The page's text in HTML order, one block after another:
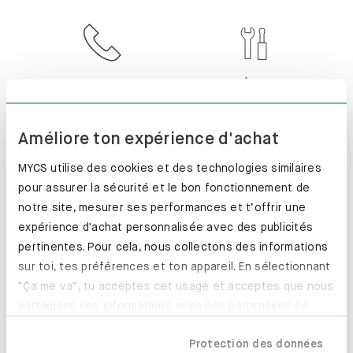
Améliore ton expérience d'achat
MYCS utilise des cookies et des technologies similaires
pour assurer la sécurité et le bon fonctionnement de
notre site, mesurer ses performances et t’offrir une
expérience d'achat personnalisée avec des publicités
pertinentes. Pour cela, nous collectons des informations
sur toi, tes préférences et ton appareil. En sélectionnant
"Ça me va", tu acceptes cet usage et acceptes que nous
tes données pourraient être traitées en dehors de l'UE,
Protection des données
!
RETOUR SOUS 100
JOURS
PRODUCTION
EXPRESS